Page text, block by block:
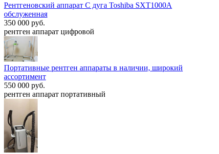
Рентгеновский аппарат С дуга Toshiba SXT1000A
обслуженная
350 000 руб.
рентген аппарат цифровой
Портативные рентген аппараты в наличии, широкий
ассортимент
550 000 руб.
рентген аппарат портативный